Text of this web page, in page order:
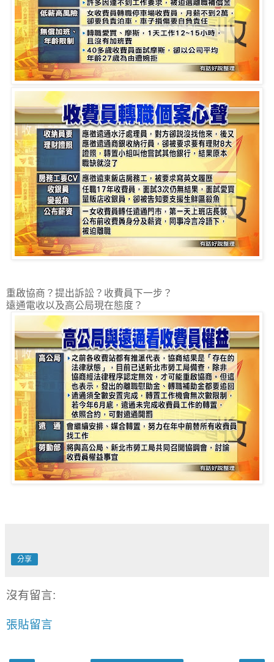
重啟協商？提出訴訟？收費員下一步？
遠通電收以及高公局現在態度？
分享
沒有留言:
張貼留言